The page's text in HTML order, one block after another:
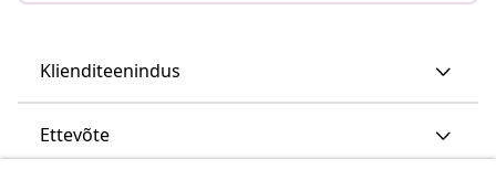
Klienditeenindus
Ettevõte